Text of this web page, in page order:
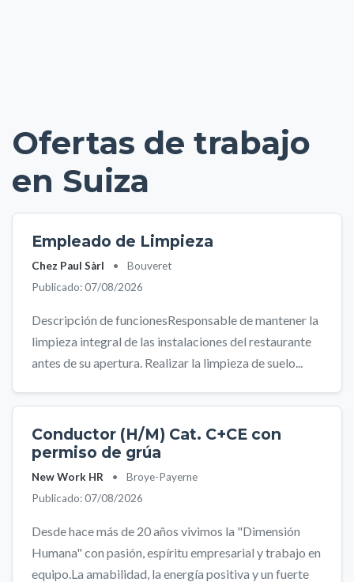
Ofertas de trabajo
en Suiza
Empleado de Limpieza
Chez Paul Sàrl •
Bouveret
Publicado: 07/08/2026
Descripción de funcionesResponsable de mantener la
limpieza integral de las instalaciones del restaurante
antes de su apertura. Realizar la limpieza de suelo...
Conductor (H/M) Cat. C+CE con
permiso de grúa
New Work HR •
Broye-Payerne
Publicado: 07/08/2026
Desde hace más de 20 años vivimos la "Dimensión
Humana" con pasión, espíritu empresarial y trabajo en
equipo.La amabilidad, la energía positiva y un fuerte